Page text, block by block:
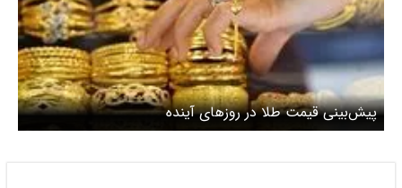
پیش‌بینی قیمت طلا در روزهای آینده